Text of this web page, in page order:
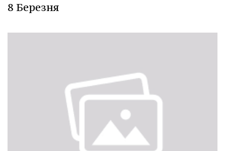
8 Березня